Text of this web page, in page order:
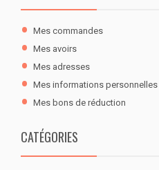
Mes commandes
Mes avoirs
Mes adresses
Mes informations personnelles
Mes bons de réduction
CATÉGORIES